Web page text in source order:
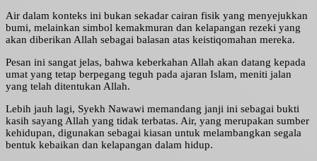
Air dalam konteks ini bukan sekadar cairan fisik yang menyejukkan
bumi, melainkan simbol kemakmuran dan kelapangan rezeki yang
akan diberikan Allah sebagai balasan atas keistiqomahan mereka.
Pesan ini sangat jelas, bahwa keberkahan Allah akan datang kepada
umat yang tetap berpegang teguh pada ajaran Islam, meniti jalan
yang telah ditentukan Allah.
Lebih jauh lagi, Syekh Nawawi memandang janji ini sebagai bukti
kasih sayang Allah yang tidak terbatas. Air, yang merupakan sumber
kehidupan, digunakan sebagai kiasan untuk melambangkan segala
bentuk kebaikan dan kelapangan dalam hidup.